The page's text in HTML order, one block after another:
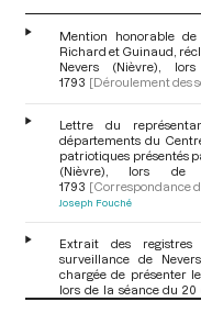
Mention honorable
Richard et Guinaud,
Nevers (Nièvre),
1793 [Déroulement des
Lettre du
départements du
patriotiques présentés
(Nièvre), lors
1793 [Correspondance
Joseph Fouché
Extrait des
surveillance de
chargée de présenter
lors de la séance du 20
verbal de collectivité]